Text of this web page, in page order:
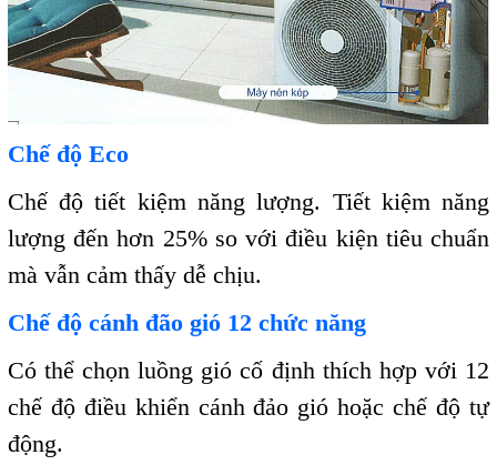
Chế độ Eco
Chế độ tiết kiệm năng lượng. Tiết kiệm năng
lượng đến hơn 25% so với điều kiện tiêu chuẩn
mà vẫn cảm thấy dễ chịu.
Chế độ cánh đão gió 12 chức năng
Có thể chọn luồng gió cố định thích hợp với 12
chế độ điều khiển cánh đảo gió hoặc chế độ tự
động.